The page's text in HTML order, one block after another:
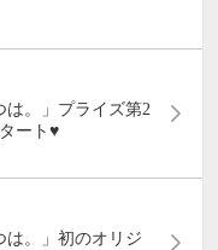
は。」プライズ第2
ート♥
は。」初のオリジ